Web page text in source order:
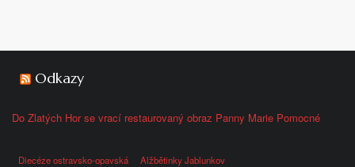
Odkazy
Do Zlatých Hor se vrací restaurovaný obraz Panny Marie Pomocné
Diecéze ostravsko-opavská
Alžbětinky Jablunkov